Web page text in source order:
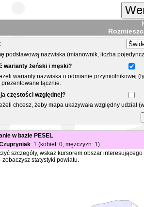
podstawową nazwiska (mianownik, liczba
warianty żeński i męski?
warianty nazwiska o odmianie przymiotnikowej
łącznie.
częstości względnej?
chcesz, żeby mapa ukazywała względny
w bazie PESEL
: 1 (kobiet: 0, mężczyzn: 1)
szczegóły, wskaż kursorem obszar
zobaczysz statystyki powiatu.